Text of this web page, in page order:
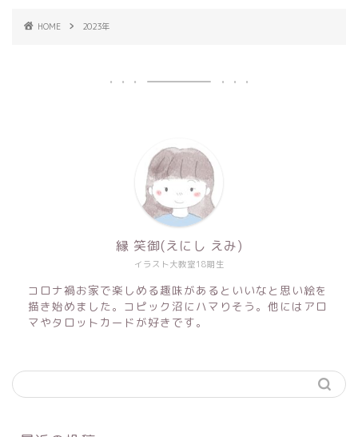
HOME 2023年
イラスト大教室18期生
縁 笑御(えにし えみ)
コロナ禍お家で楽しめる趣味があるといいなと思い絵を
描き始めました。コピック沼にハマりそう。他にはアロ
マやタロットカードが好きです。